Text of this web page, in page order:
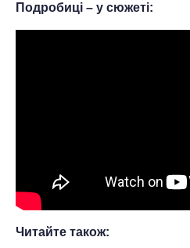
Подробиці – у сюжеті:
Читайте також: